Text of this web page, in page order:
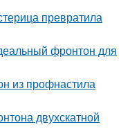
превратила
фронтон для
из профнастила
двухскатной